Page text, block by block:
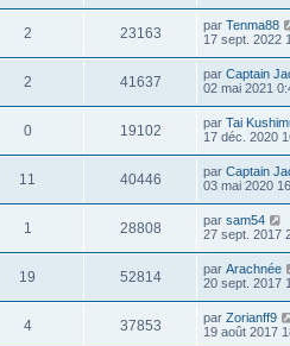
2 23163 par Tenma88
17 sept. 2022
2 41637 par Captain
02 mai 2021
0 19102 par Tai
17 déc. 2020
11 40446 par Captain
03 mai 2020
1 28808 par sam54
27 sept. 2017
19 52814 par Arachnée
20 sept. 2017
4 37853 par Zorianff9
19 août 2017